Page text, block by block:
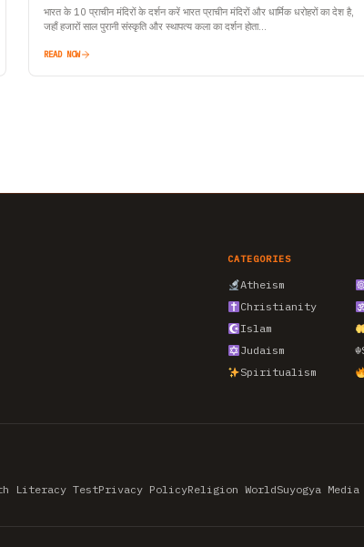
भारत के 10 प्राचीन मंदिरों के दर्शन करें भारत प्राचीन मंदिरों और धार्मिक धरोहरों का देश है,
जहाँ हजारों साल पुरानी संस्कृति और स्थापत्य कला का दर्शन होता…
READ NOW
CATEGORIES
Atheism
Christianity
Islam
Judaism
☬
Spiritualism
Literacy TestPrivacy PolicyReligion WorldSuyogya